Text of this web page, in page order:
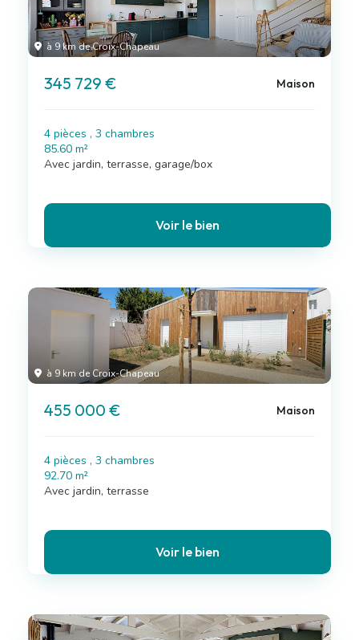
à 9 km de Croix-Chapeau
345 729 € Maison
4 pièces , 3 chambres
85.60 m²
Avec jardin, terrasse, garage/box
Voir le bien
à 9 km de Croix-Chapeau
455 000 € Maison
4 pièces , 3 chambres
92.70 m²
Avec jardin, terrasse
Voir le bien